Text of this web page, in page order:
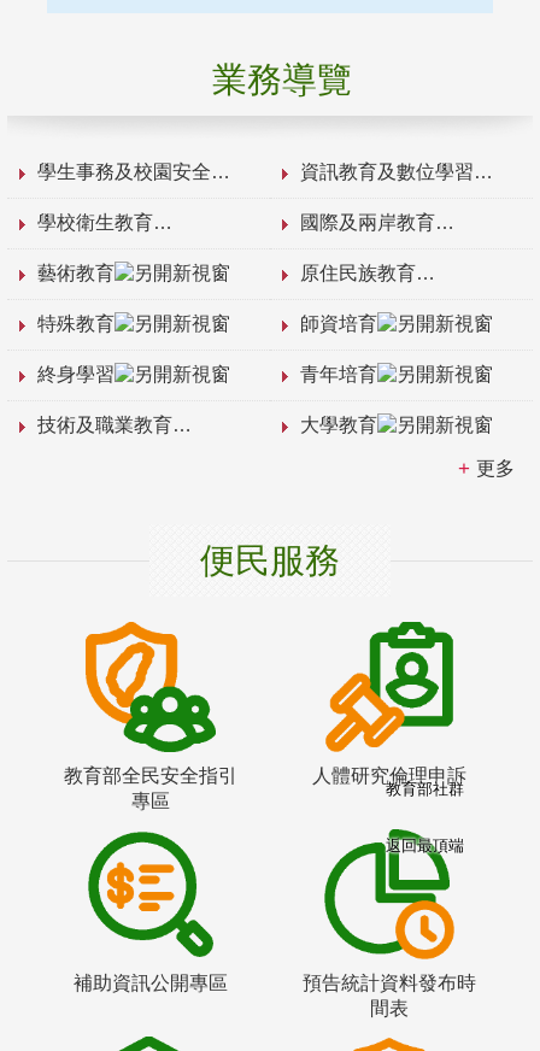
業務導覽
學生事務及校園安全 資訊教育及數位學習
學校衛生教育 國際及兩岸教育
藝術教育 原住民族教育
特殊教育 師資培育
終身學習 青年培育
技術及職業教育 大學教育
更多
便民服務
教育部全民安全指引
專區
人體研究倫理申訴
補助資訊公開專區
預告統計資料發布時
間表
教育部社群
返回最頂端